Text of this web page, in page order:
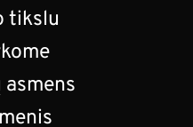
tikslu
asmens